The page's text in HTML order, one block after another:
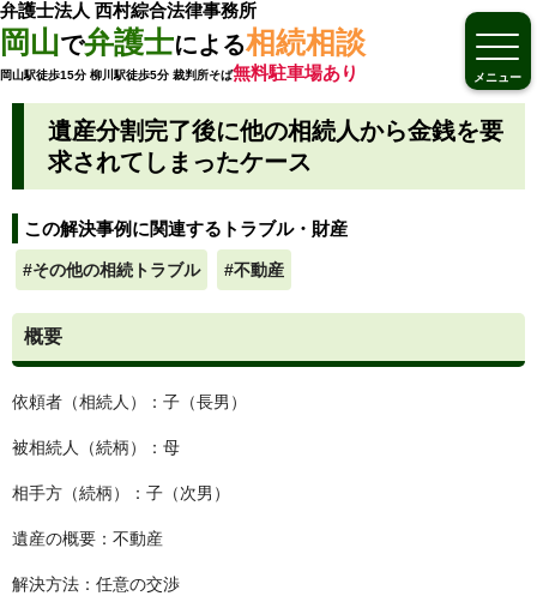
弁護士法人 西村綜合法律事務所
岡山で弁護士による相続相談
岡山駅徒歩15分 柳川駅徒歩5分 裁判所そば無料駐車場あり
遺産分割完了後に他の相続人から金銭を要
求されてしまったケース
この解決事例に関連するトラブル・財産
#その他の相続トラブル #不動産
概要
依頼者（相続人）：子（長男）
被相続人（続柄）：母
相手方（続柄）：子（次男）
遺産の概要：不動産
解決方法：任意の交渉
メニュー